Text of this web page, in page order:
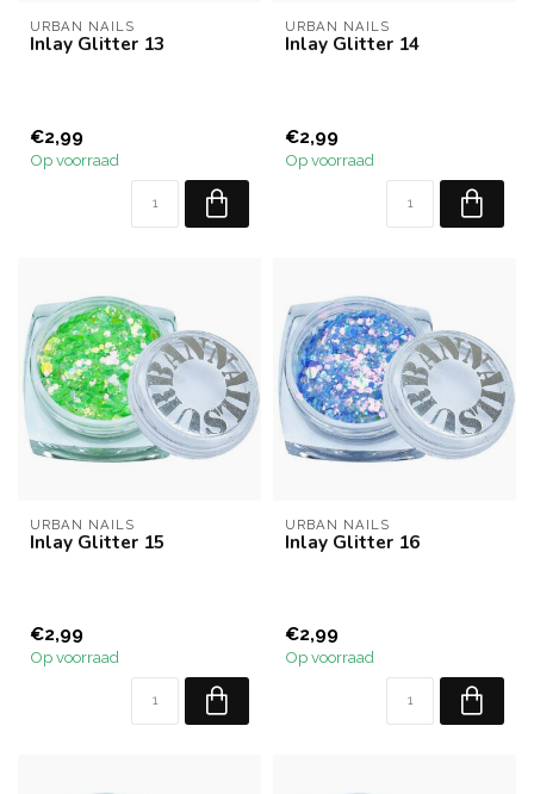
URBAN NAILS
Inlay Glitter 13
€2,99
Op voorraad
URBAN NAILS
Inlay Glitter 14
€2,99
Op voorraad
URBAN NAILS
Inlay Glitter 15
€2,99
Op voorraad
URBAN NAILS
Inlay Glitter 16
€2,99
Op voorraad